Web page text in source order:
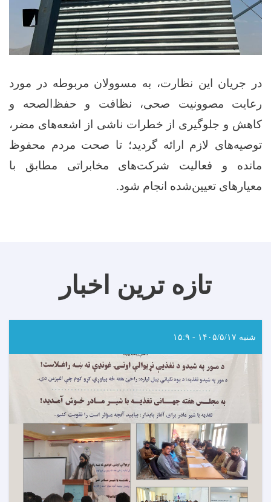
در جریان این نظارت، به مسوولان مربوطه در مورد
رعایت مصوونیت صحی، نظافت و حفظ‌الصحه و
کاهش و جلوگیری از خطرات ناشی از اشعه‌های مضر،
توصیه‌های لازم ارائه گردید؛ تا صحت مردم محفوظ
مانده و فعالیت شرکت‌های مخابراتی مطابق با
معیارهای تعیین‌شده انجام شود.
تازه ترین اخبار
شنبه ۱۴۰۵/۵/۱۷ - ۱۵:۹